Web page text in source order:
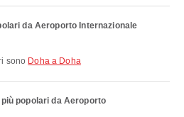
da Aeroporto Internazionale
sono Doha a Doha
popolari da Aeroporto